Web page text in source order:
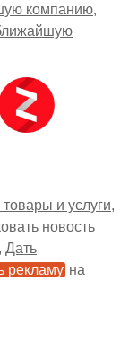
компанию
и услуги
новость
Дать
рекламу на